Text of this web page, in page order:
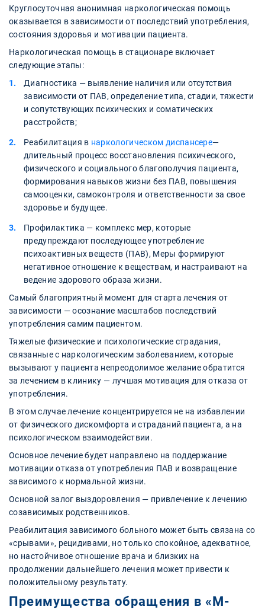
Круглосуточная анонимная наркологическая помощь
оказывается в зависимости от последствий употребления,
состояния здоровья и мотивации пациента.
Наркологическая помощь в стационаре включает
следующие этапы:
Диагностика — выявление наличия или отсутствия
зависимости от ПАВ, определение типа, стадии, тяжести
и сопутствующих психических и соматических
расстройств;
Реабилитация в наркологическом диспансере—
длительный процесс восстановления психического,
физического и социального благополучия пациента,
формирования навыков жизни без ПАВ, повышения
самооценки, самоконтроля и ответственности за свое
здоровье и будущее.
Профилактика — комплекс мер, которые
предупреждают последующее употребление
психоактивных веществ (ПАВ), Меры формируют
негативное отношение к веществам, и настраивают на
ведение здорового образа жизни.
Самый благоприятный момент для старта лечения от
зависимости — осознание масштабов последствий
употребления самим пациентом.
Тяжелые физические и психологические страдания,
связанные с наркологическим заболеванием, которые
вызывают у пациента непреодолимое желание обратится
за лечением в клинику — лучшая мотивация для отказа от
употребления.
В этом случае лечение концентрируется не на избавлении
от физического дискомфорта и страданий пациента, а на
психологическом взаимодействии.
Основное лечение будет направлено на поддержание
мотивации отказа от употребления ПАВ и возвращение
зависимого к нормальной жизни.
Основной залог выздоровления — привлечение к лечению
созависимых родственников.
Реабилитация зависимого больного может быть связана со
«срывами», рецидивами, но только спокойное, адекватное,
но настойчивое отношение врача и близких на
продолжении дальнейшего лечения может привести к
положительному результату.
Преимущества обращения в «М-